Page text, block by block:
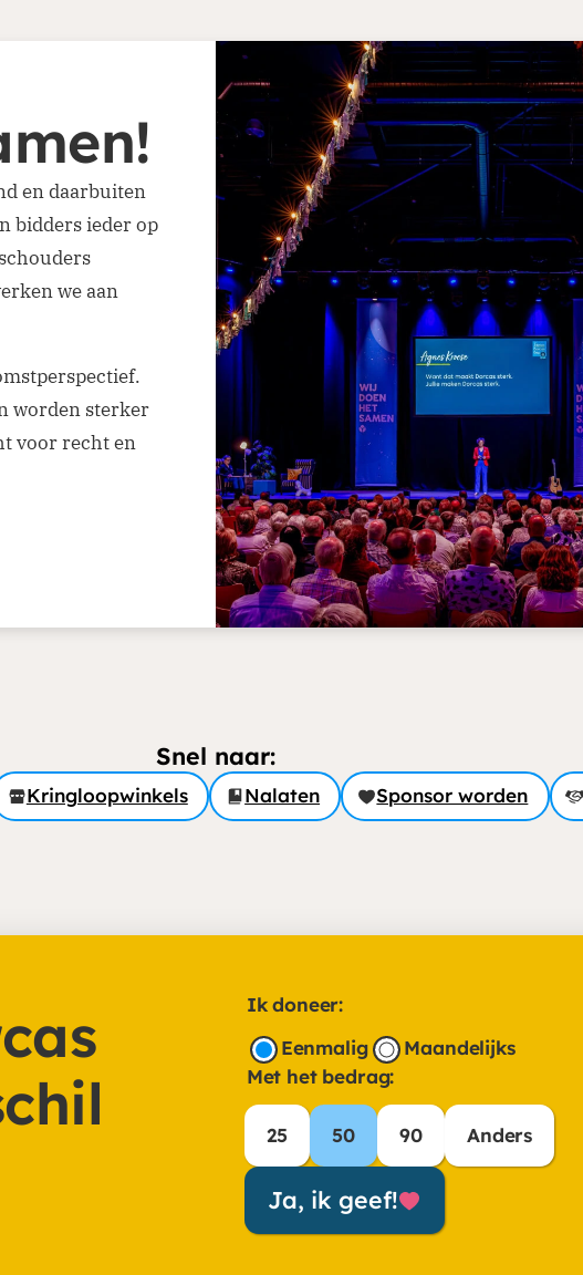
en daarbuiten
bidders ieder op
we aan
worden sterker
voor recht en
Snel naar:
Kringloopwinkels Nalaten Sponsor worden
Ik doneer:
Frequentie
Eenmalig
Maandelijks
Met het bedrag:
Met het bedrag:
25 50 90 Anders
Ja, ik geef!